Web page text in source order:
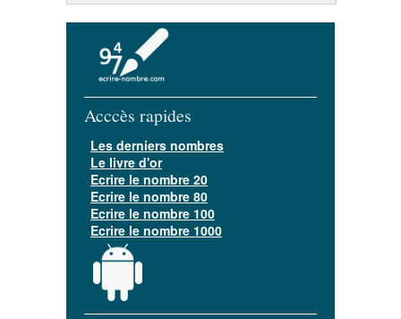
Acccès rapides
Les derniers nombres
Le livre d'or
Ecrire le nombre 20
Ecrire le nombre 80
Ecrire le nombre 100
Ecrire le nombre 1000